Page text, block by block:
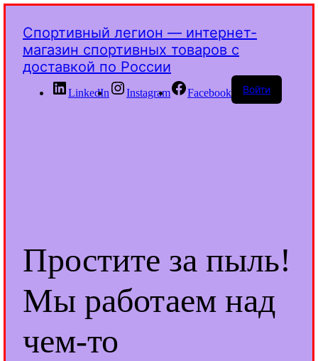
Спортивный легион — интернет-
магазин спортивных товаров с
доставкой по России
LinkedIn Instagram Facebook Войти
Простите за пыль!
Мы работаем над
чем-то